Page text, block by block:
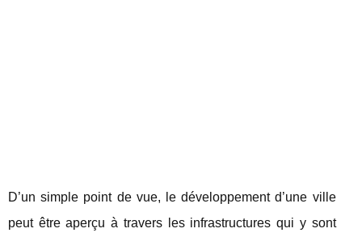
D’un simple point de vue, le développement d’une ville
peut être aperçu à travers les infrastructures qui y sont